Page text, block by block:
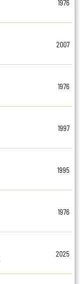
1976
2007
1976
1997
1995
1976
2025